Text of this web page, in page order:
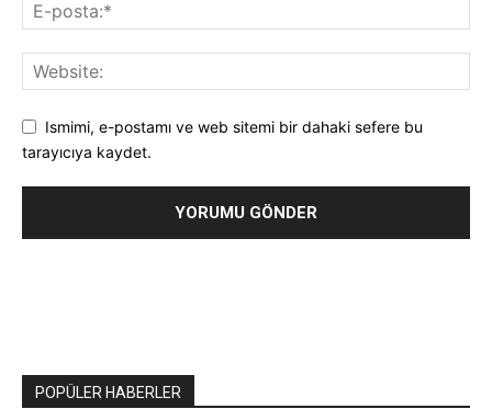
Ismimi, e-postamı ve web sitemi bir dahaki sefere bu
tarayıcıya kaydet.
POPÜLER HABERLER